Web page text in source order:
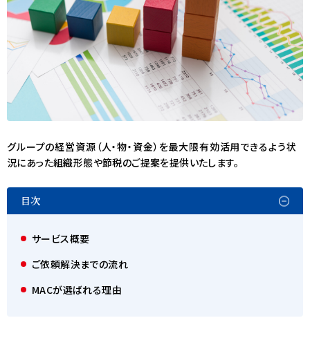
グループの経営資源（人・物・資金）を最大限有効活用できるよう状
況にあった組織形態や節税のご提案を提供いたします。
目次
サービス概要
ご依頼解決までの流れ
MACが選ばれる理由